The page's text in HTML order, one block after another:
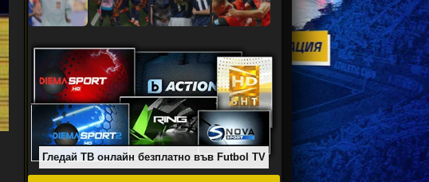
Гледай ТВ онлайн безплатно във Futbol TV